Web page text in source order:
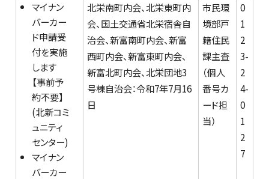
マイナン
バーカー
ド申請受
付を実施
します
【事前予
約不要】
(北新コミ
ュニティ
センター)
マイナン
バーカー
北栄南町内会、北栄東町内
会、国土交通省北栄宿舎自
治会、新富南町内会、新富
西町内会、新富東町内会、
新富北町内会、北栄団地3
号棟自治会：令和7年7月16
日
市民環
境部戸
籍住民
課主査
（個人
番号カ
ード担
当）
0
1
2
3-
2
4-
0
1
2
7